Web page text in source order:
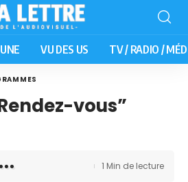
VU DES US TV / RADIO /
vous”
1 Min de lecture